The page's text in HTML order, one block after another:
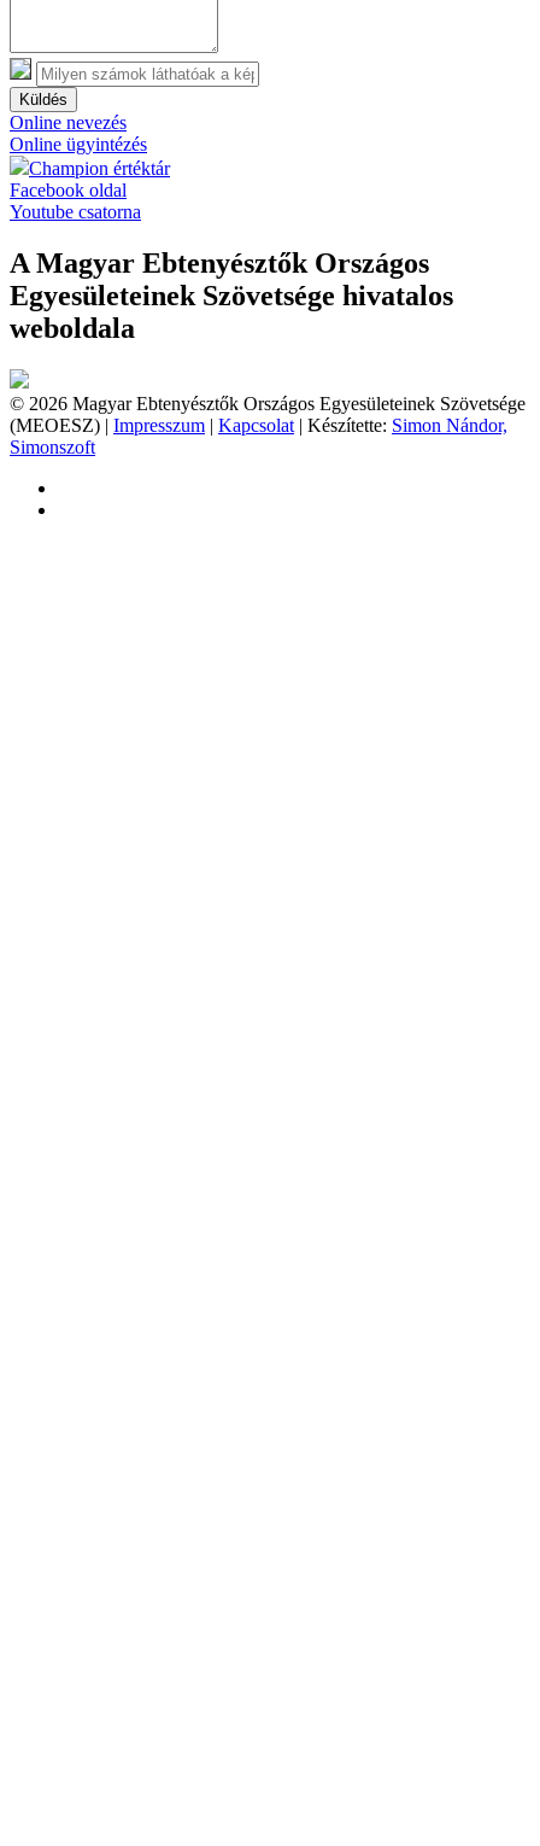
Küldés
Online nevezés
Online ügyintézés
Champion értéktár
Facebook oldal
Youtube csatorna
A Magyar Ebtenyésztők Országos
Egyesületeinek Szövetsége hivatalos
weboldala
© 2026 Magyar Ebtenyésztők Országos Egyesületeinek Szövetsége
(MEOESZ) | Impresszum | Kapcsolat | Készítette: Simon Nándor,
Simonszoft